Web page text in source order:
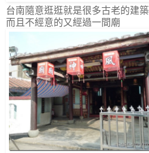
台南隨意逛逛就是很多古老的建築
而且不經意的又經過一間廟